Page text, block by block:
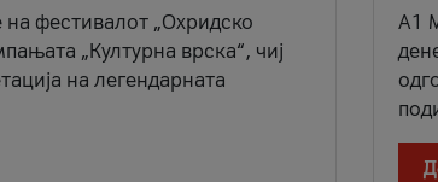
фестивалот „Охридско
„Културна врска“, чиј
на легендарната
A1